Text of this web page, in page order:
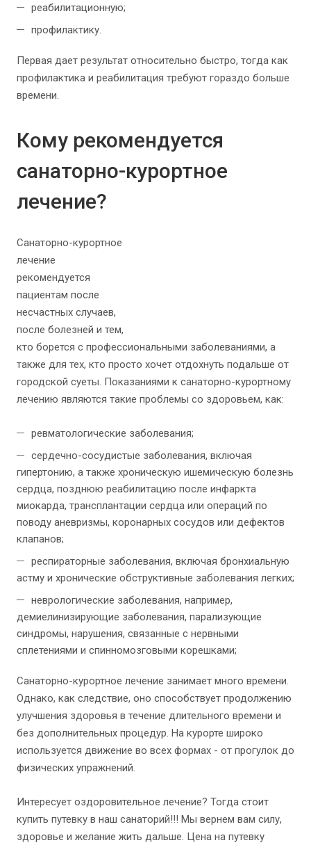
реабилитационную;
профилактику.
Первая дает результат относительно быстро, тогда как
профилактика и реабилитация требуют гораздо больше
времени.
Кому рекомендуется
санаторно-курортное
лечение?
Санаторно-курортное
лечение
рекомендуется
пациентам после
несчастных случаев,
после болезней и тем,
кто борется с профессиональными заболеваниями, а
также для тех, кто просто хочет отдохнуть подальше от
городской суеты. Показаниями к санаторно-курортному
лечению являются такие проблемы со здоровьем, как:
ревматологические заболевания;
сердечно-сосудистые заболевания, включая
гипертонию, а также хроническую ишемическую болезнь
сердца, позднюю реабилитацию после инфаркта
миокарда, трансплантации сердца или операций по
поводу аневризмы, коронарных сосудов или дефектов
клапанов;
респираторные заболевания, включая бронхиальную
астму и хронические обструктивные заболевания легких;
неврологические заболевания, например,
демиелинизирующие заболевания, парализующие
синдромы, нарушения, связанные с нервными
сплетениями и спинномозговыми корешками;
Санаторно-курортное лечение занимает много времени.
Однако, как следствие, оно способствует продолжению
улучшения здоровья в течение длительного времени и
без дополнительных процедур. На курорте широко
используется движение во всех формах - от прогулок до
физических упражнений.
Интересует оздоровительное лечение? Тогда стоит
купить путевку в наш санаторий!!! Мы вернем вам силу,
здоровье и желание жить дальше. Цена на путевку